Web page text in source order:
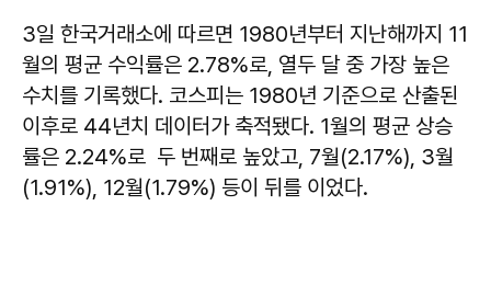
3일 한국거래소에 따르면 1980년부터 지난해까지 11
월의 평균 수익률은 2.78%로, 열두 달 중 가장 높은
수치를 기록했다. 코스피는 1980년 기준으로 산출된
이후로 44년치 데이터가 축적됐다. 1월의 평균 상승
률은 2.24%로 두 번째로 높았고, 7월(2.17%), 3월
(1.91%), 12월(1.79%) 등이 뒤를 이었다.